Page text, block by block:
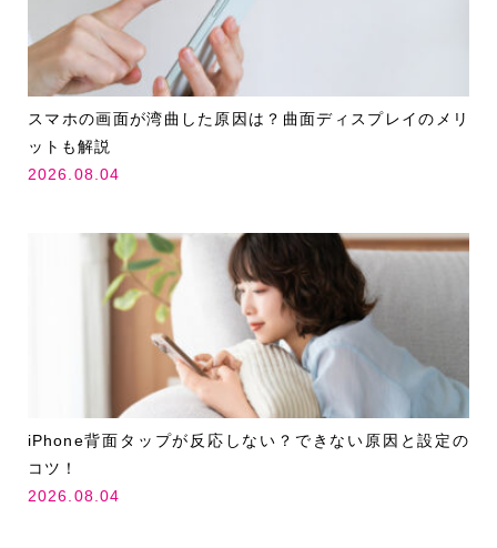
スマホの画面が湾曲した原因は？曲面ディスプレイのメリ
ットも解説
2026.08.04
iPhone背面タップが反応しない？できない原因と設定の
コツ！
2026.08.04